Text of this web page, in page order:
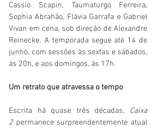
Cassio Scapin, Taumaturgo Ferreira,
Sophia Abrahão, Flávia Garrafa e Gabriel
Vivan em cena, sob direção de Alexandre
Reinecke. A temporada segue até 14 de
junho, com sessões às sextas e sábados,
às 20h, e aos domingos, às 17h.
Um retrato que atravessa o tempo
Escrita há quase três décadas, Caixa
2 permanece surpreendentemente atual